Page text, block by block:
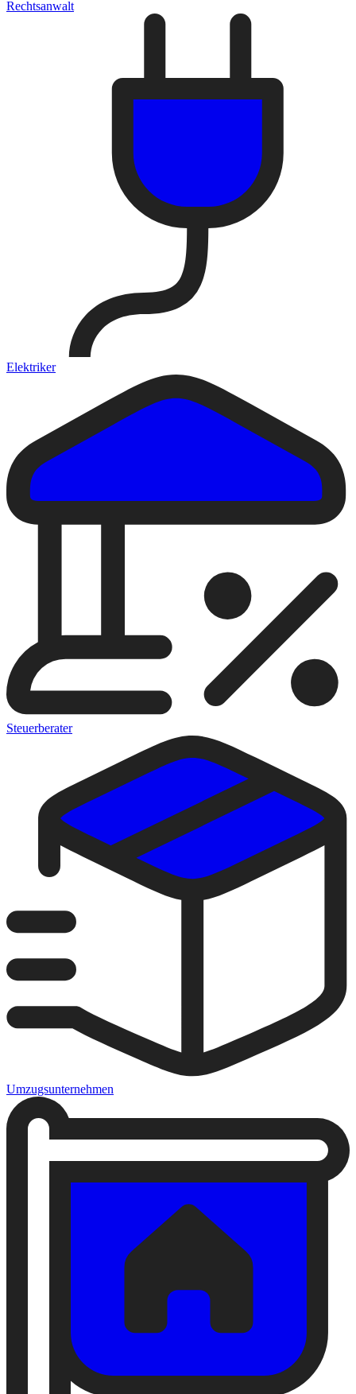
Rechtsanwalt
Elektriker
Steuerberater
Umzugsunternehmen